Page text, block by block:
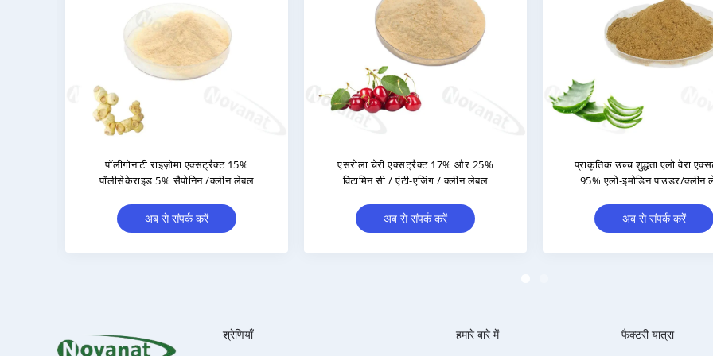
एसरोला चेरी एक्सट्रैक्ट 17% और 25%
विटामिन सी / एंटी-एजिंग / क्लीन लेबल
अब से संपर्क करें
प्राकृतिक उच्च शुद्धता एलो वेरा एक्सट्रैक्ट
95% एलो-इमोडिन पाउडर/क्लीन लेबल
अब से संपर्क करें
स्पाइन डेट सीड एक्सट्रैक्ट 4:1/सेमेन
Ziziphi सीड एक्सट्रैक्ट / क्लीन लेबल /
अब से संपर्क करें
श्रेणियाँ हमारे बारे में फैक्टरी यात्रा